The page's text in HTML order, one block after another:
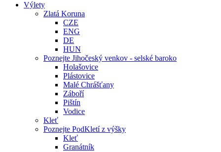
Výlety
Zlatá Koruna
CZE
ENG
DE
HUN
Poznejte Jihočeský venkov - selské baroko
Holašovice
Plástovice
Malé Chrášťany
Záboří
Pištín
Vodice
Kleť
Poznejte PodKletí z výšky
Kleť
Granátník